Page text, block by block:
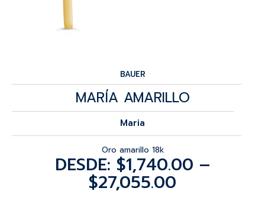
BAUER
MARÍA AMARILLO
Maria
Oro amarillo 18k
DESDE: $1,740.00 –
$27,055.00